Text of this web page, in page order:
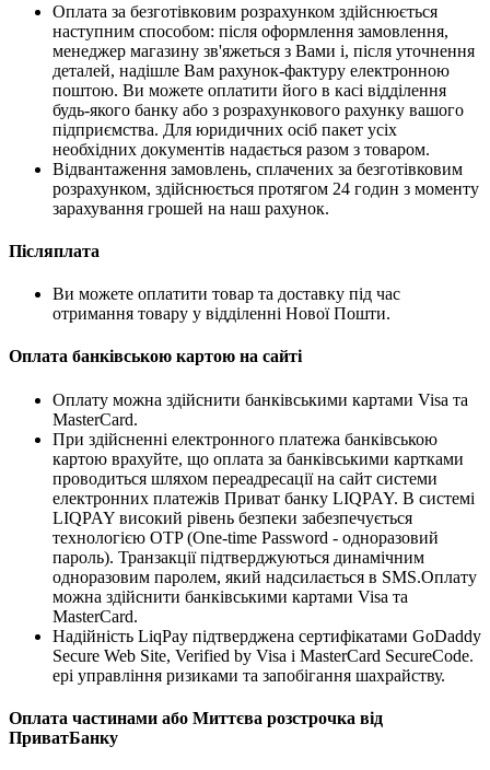
Оплата за безготівковим розрахунком здійснюється
наступним способом: після оформлення замовлення,
менеджер магазину зв'яжеться з Вами і, після уточнення
деталей, надішле Вам рахунок-фактуру електронною
поштою. Ви можете оплатити його в касі відділення
будь-якого банку або з розрахункового рахунку вашого
підприємства. Для юридичних осіб пакет усіх
необхідних документів надається разом з товаром.
Відвантаження замовлень, сплачених за безготівковим
розрахунком, здійснюється протягом 24 годин з моменту
зарахування грошей на наш рахунок.
Післяплата
Ви можете оплатити товар та доставку під час
отримання товару у відділенні Нової Пошти.
Оплата банківською картою на сайті
Оплату можна здійснити банківськими картами Visa та
MasterCard.
При здійсненні електронного платежа банківською
картою врахуйте, що оплата за банківськими картками
проводиться шляхом переадресації на сайт системи
електронних платежів Приват банку LIQPAY. В системі
LIQPAY високий рівень безпеки забезпечується
технологією OTP (One-time Password - одноразовий
пароль). Транзакції підтверджуються динамічним
одноразовим паролем, який надсилається в SMS.Оплату
можна здійснити банківськими картами Visa та
MasterCard.
Надійність LiqPay підтверджена сертифікатами GoDaddy
Secure Web Site, Verified by Visa і MasterCard SecureCode.
ері управління ризиками та запобігання шахрайству.
Оплата частинами або Миттєва розстрочка від
ПриватБанку